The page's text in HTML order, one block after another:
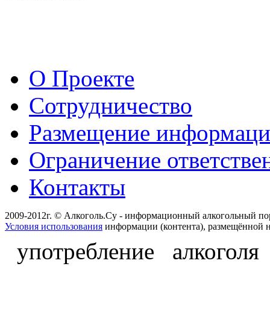
О Проекте
Сотрудничество
Размещение
Ограничение
Контакты
2009-2012г. © Алкоголь.Су - информационный алкогольный
Условия использования информации (контента), размещённой
употребление